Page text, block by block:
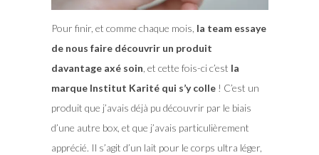
Pour finir, et comme chaque mois, la team essaye
de nous faire découvrir un produit
davantage axé soin , et cette fois-ci c’est la
marque Institut Karité qui s’y colle! C’est un
produit que j’avais déjà pu découvrir par le biais
d’une autre box, et que j’avais particulièrement
apprécié. Il s’agit d’un lait pour le corps ultra léger,